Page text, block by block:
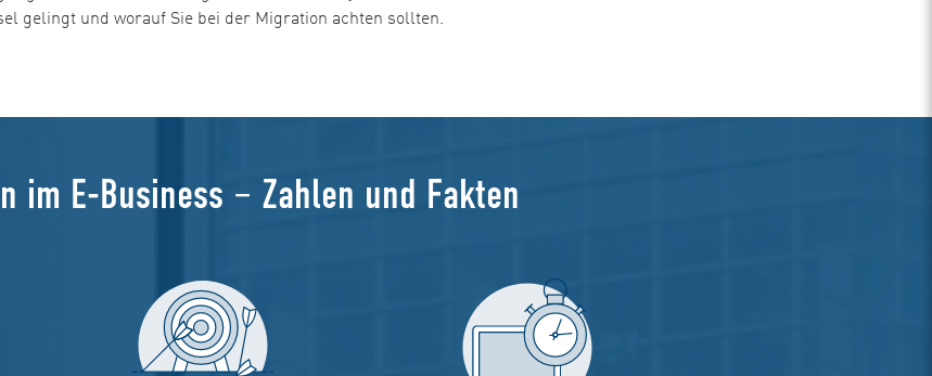
gelingt und worauf Sie bei der Migration achten sollten.
im E-Business – Zahlen und Fakten